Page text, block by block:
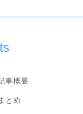
事概要
とめ